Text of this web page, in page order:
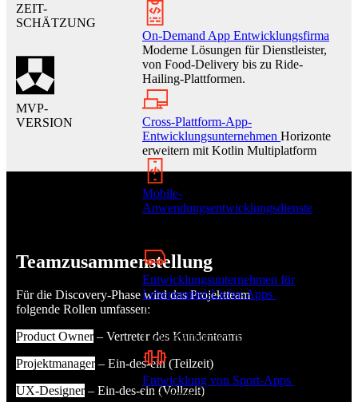
ZEIT-
SCHÄTZUNG
MVP-
VERSION
Teamzusammenstellung
Für die Discovery-Phase wird das Projektteam
folgende Rollen umfassen:
Product Owner – Vertreter des Kundenteams
Projektmanager – Ein-des-ein (Teilzeit)
UX-Designer – Ein-des-ein (Vollzeit)
On-Demand App Entwicklungsfirma
Moderne Lösungen für Dienstleister,
von Food-Delivery bis zu Ride-
Hailing-Plattformen.
Cross-Plattform-App-
Entwicklungsunternehmen Horizonte
erweitern mit Kotlin Multiplatform
Mobile-
Anwendungsentwicklungsdienste
Entwicklungsunternehmen für
Lebensmittel-Liefer-Apps
Lösungen für Restaurants,
Lieferplattformen für Lebensmittel
Entwicklung von Sport-Apps
Lösungen für die Sportbranche, von